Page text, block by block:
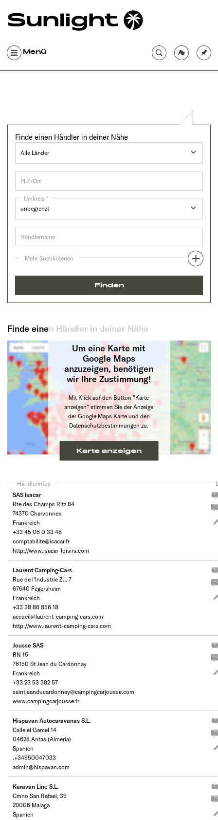
Menü
Finde einen Händler in deiner Nähe
Umkreis *
Mehr Suchkriterien
Finden
Finde einen Händler in deiner Nähe
Um eine Karte mit
Google Maps
anzuzeigen, benötigen
wir Ihre Zustimmung!
Mit Klick auf den Button "Karte
anzeigen" stimmen Sie der Anzeige
der Google Maps Karte und den
Datenschutzbestimmungen zu.
Karte anzeigen
Händlerinfos
SAS Isacar
Rte des Champs Ritz 84
74370 Charvonnex
Frankreich
+33 45 06 0 33 48
comptabilite@isacar.fr
http://www.isacar-loisirs.com
Laurent Camping-Cars
Rue de l'Industrie Z.I. 7
67640 Fegersheim
Frankreich
+33 38 86 856 18
accueil@laurent-camping-cars.com
http://www.laurent-camping-cars.com
Jousse SAS
RN 15
76150 St Jean du Cardonnay
Frankreich
+33 23 53 382 57
saintjeanducardonnay@campingcarjousse.com
www.campingcarjousse.fr
Hispavan Autocaravanas S.L.
Calle el Garcel 14
04628 Antas (Almeria)
Spanien
.+34950047033
admin@hispavan.com
Karavan Line S.L.
Cmno San Rafael, 39
29006 Malaga
Spanien